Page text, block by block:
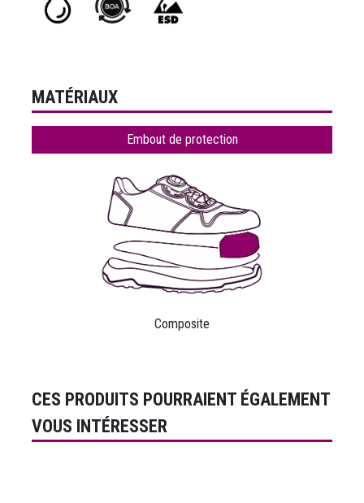
MATÉRIAUX
Embout de protection
Composite
CES PRODUITS POURRAIENT ÉGALEMENT
VOUS INTÉRESSER